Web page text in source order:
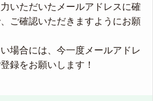
いただいたメールアドレスに確
ご確認いただきますようにお願
場合には、今一度メールアドレ
録をお願いします！